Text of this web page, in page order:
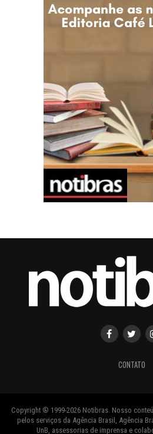
CONTATO
Copyright ® 1999-2026 Notibras. Nosso
pelos serviços da Agência Brasil, Agência
UnB, assessorias de imprensa e